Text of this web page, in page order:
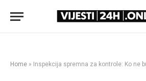
Home » Inspekcija spremna za kontrole: Ko ne bude poštovao “neradnu